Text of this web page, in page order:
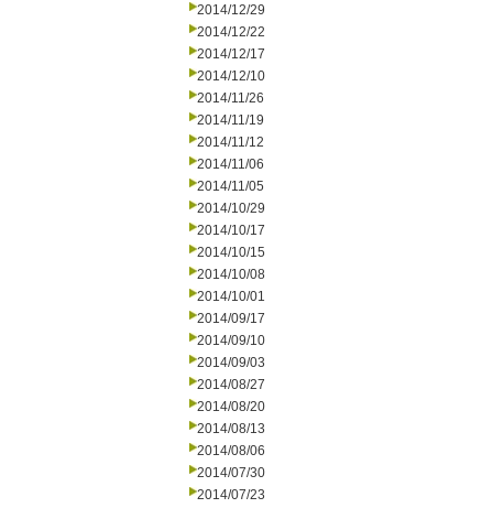
2014/12/29
2014/12/22
2014/12/17
2014/12/10
2014/11/26
2014/11/19
2014/11/12
2014/11/06
2014/11/05
2014/10/29
2014/10/17
2014/10/15
2014/10/08
2014/10/01
2014/09/17
2014/09/10
2014/09/03
2014/08/27
2014/08/20
2014/08/13
2014/08/06
2014/07/30
2014/07/23